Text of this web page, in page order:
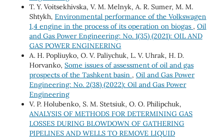
Т. Y. Voitsekhivska, V. М. Melnyk, А. R. Sumer, М. М.
Shtykh, Environmental performance of the Volkswagen
1,4 engine in the process of its operation on biogas , Oil
and Gas Power Engineering: No. 1(35) (2021): OIL AND
GAS POWER ENGINEERING
A. H. Popliuyko, О. V. Paliychuk, L. V. Uhrak, H. D.
Horvanko, Some issues of assessment of oil and gas
prospects of the Tashkent basin , Oil and Gas Power
Engineering: No. 2(38) (2022): Oil and Gas Power
Engineering
V. P. Holubenko, S. M. Stetsiuk, О. О. Philipchuk,
ANALYSIS OF METHODS FOR DETERMINING GAS
LOSSES DURING BLOWDOWN OF GATHERING
PIPELINES AND WELLS TO REMOVE LIQUID